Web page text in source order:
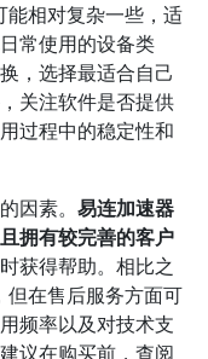
相对复杂一些，适
常使用的设备类
，选择最适合自己
关注软件是否提供
过程中的稳定性和
因素。 易连加速器
拥有较完善的客户
获得帮助。相比之
在售后服务方面可
频率以及对技术支
议在购买前，查阅